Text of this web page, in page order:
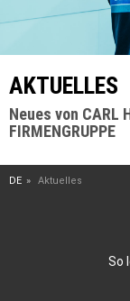
AKTUELLES
Neues von CARL
FIRMENGRUPPE
DE Aktuelles
So